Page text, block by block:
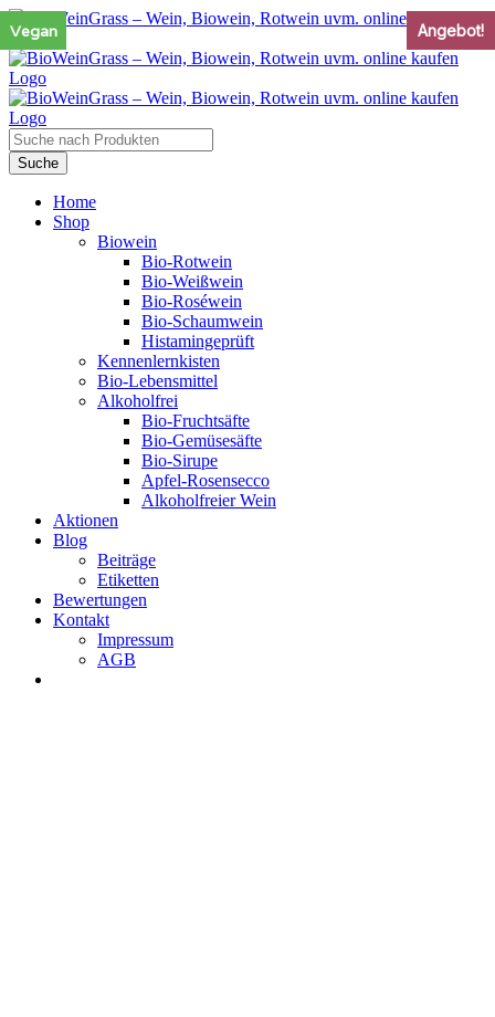
Zum
Inhalt
springen
Products
search
Suche
Home
Shop
Biowein
Bio-Rotwein
Bio-Weißwein
Bio-Roséwein
Bio-Schaumwein
Histamingeprüft
Kennenlernkisten
Bio-Lebensmittel
Alkoholfrei
Bio-Fruchtsäfte
Bio-Gemüsesäfte
Bio-Sirupe
Apfel-Rosensecco
Alkoholfreier Wein
Aktionen
Blog
Beiträge
Etiketten
Bewertungen
Kontakt
Impressum
AGB
Vegan
Vegan Angebot!
Vegan Angebot!